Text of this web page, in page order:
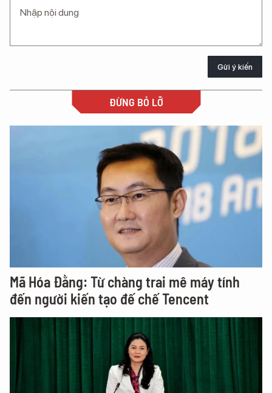
Gửi ý kiến
ĐỪNG BỎ LỠ
Mã Hóa Đằng: Từ chàng trai mê máy tính
đến người kiến tạo đế chế Tencent